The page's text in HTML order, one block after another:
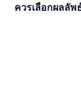
ควรเลือกผลลั